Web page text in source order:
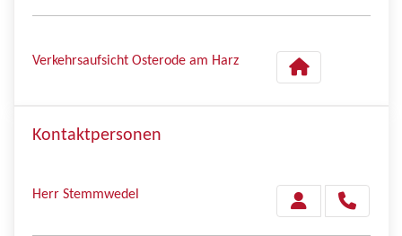
Verkehrsaufsicht Osterode am Harz
Kontaktpersonen
Herr Stemmwedel